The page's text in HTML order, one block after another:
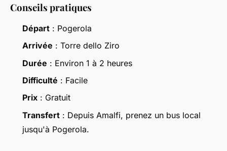
Conseils pratiques
Départ : Pogerola
Arrivée : Torre dello Ziro
Durée : Environ 1 à 2 heures
Difficulté : Facile
Prix : Gratuit
Transfert : Depuis Amalfi, prenez un bus local
jusqu'à Pogerola.